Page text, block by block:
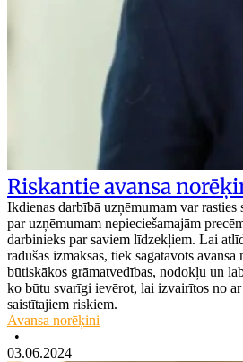
Riskantie avansa
Ikdienas darbībā uzņēmumam var
par uzņēmumam nepieciešamajām
darbinieks par saviem līdzekļiem. Lai
radušās izmaksas, tiek sagatavots
būtiskākos grāmatvedības, nodokļu un
ko būtu svarīgi ievērot, lai izvairītos no
saistītajiem riskiem.
Avansa norēķini
•
03.06.2024